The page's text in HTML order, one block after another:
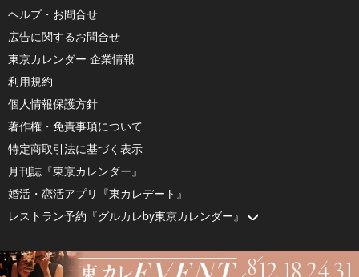
ヘルプ・お問合せ
広告に関するお問合せ
東京カレンダー 企業情報
利用規約
個人情報保護方針
著作権・免責事項について
特定商取引法に基づく表示
月刊誌『東京カレンダー』
婚活・恋活アプリ『東カレデート』
レストラン予約『グルカレby東京カレンダー』